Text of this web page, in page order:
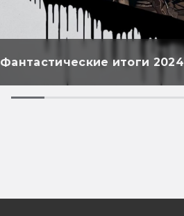
Фантастические итоги 2024